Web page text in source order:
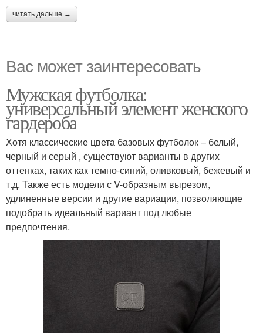
читать дальше →
Вас может заинтересовать
Мужская футболка:
универсальный элемент женского
гардероба
Хотя классические цвета базовых футболок – белый,
черный и серый , существуют варианты в других
оттенках, таких как темно-синий, оливковый, бежевый и
т.д. Также есть модели с V-образным вырезом,
удлиненные версии и другие вариации, позволяющие
подобрать идеальный вариант под любые
предпочтения.